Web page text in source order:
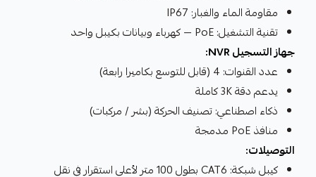
مقاومة الماء والغبار: IP67
تقنية التشغيل: PoE — كهرباء وبيانات بكيبل واحد
جهاز التسجيل NVR:
عدد القنوات: 4 (قابل للتوسع بكاميرا رابعة)
يدعم دقة 3K كاملة
ذكاء اصطناعي: تصنيف الحركة (بشر / مركبات)
منافذ PoE مدمجة
التوصيلات:
كيبل شبكة: CAT6 بطول 100 متر لأعلى استقرار في نقل